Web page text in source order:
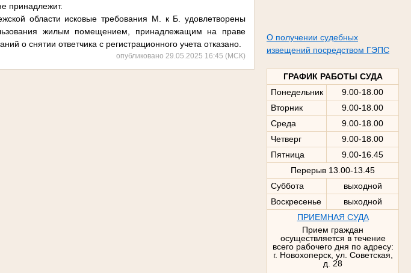
О получении судебных
извещений посредством ГЭПС
ГРАФИК РАБОТЫ СУДА
Понедельник
9.00-18.00
Вторник
9.00-18.00
Среда
9.00-18.00
Четверг
9.00-18.00
Пятница
9.00-16.45
Перерыв 13.00-13.45
Суббота
выходной
Воскресенье
выходной
ПРИЕМНАЯ СУДА
Прием граждан
осуществляется в течение
всего рабочего дня по адресу:
г. Новохоперск, ул. Советская,
д. 28
принадлежит.
области исковые требования М. к Б. удовлетворены
жилым помещением, принадлежащим на праве
о снятии ответчика с регистрационного учета отказано.
опубликовано 29.05.2025 16:45 (МСК)